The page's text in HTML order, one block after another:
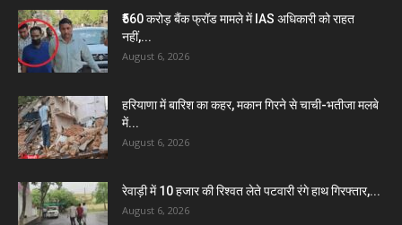
₹560 करोड़ बैंक फ्रॉड मामले में IAS अधिकारी को राहत
नहीं,...
August 6, 2026
हरियाणा में बारिश का कहर, मकान गिरने से चाची-भतीजा मलबे
में...
August 6, 2026
रेवाड़ी में 10 हजार की रिश्वत लेते पटवारी रंगे हाथ गिरफ्तार,...
August 6, 2026